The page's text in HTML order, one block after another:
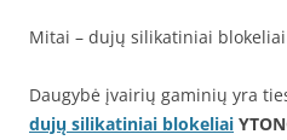
Mitai – dujų silikatiniai blokeliai
Daugybė įvairių gaminių yra
dujų silikatiniai blokeliai